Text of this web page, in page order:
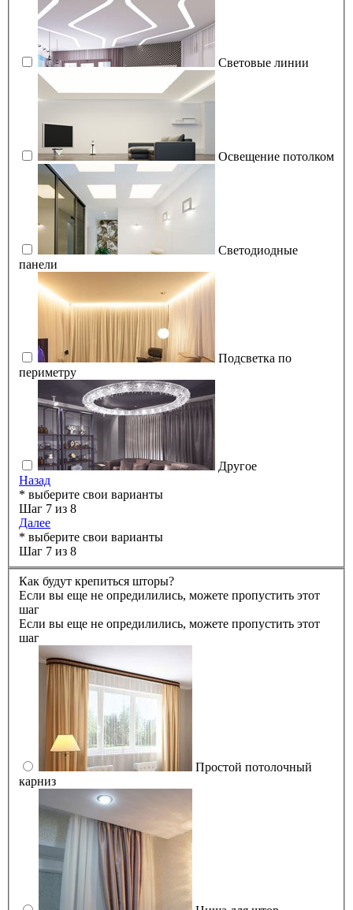
Световые линии
Освещение потолком
Светодиодные
панели
Подсветка по
периметру
Другое
Назад
* выберите свои варианты
Шаг 7 из 8
Далее
* выберите свои варианты
Шаг 7 из 8
Как будут крепиться шторы?
Если вы еще не опредилились, можете пропустить этот
шаг
Если вы еще не опредилились, можете пропустить этот
шаг
Простой потолочный
карниз